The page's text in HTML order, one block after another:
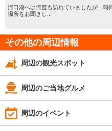
河口湖へは何度も訪れていましたが、
場所をお聞きし...
その他の周辺情報
周辺の観光スポット
周辺のご当地グルメ
周辺のイベント